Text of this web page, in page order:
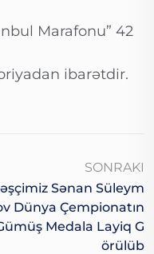
Marafonu” 42
ibarətdir.
SONRAKI
Sənan Süleym
Dünya Çempionatın
Medala Layiq G
Örülüb